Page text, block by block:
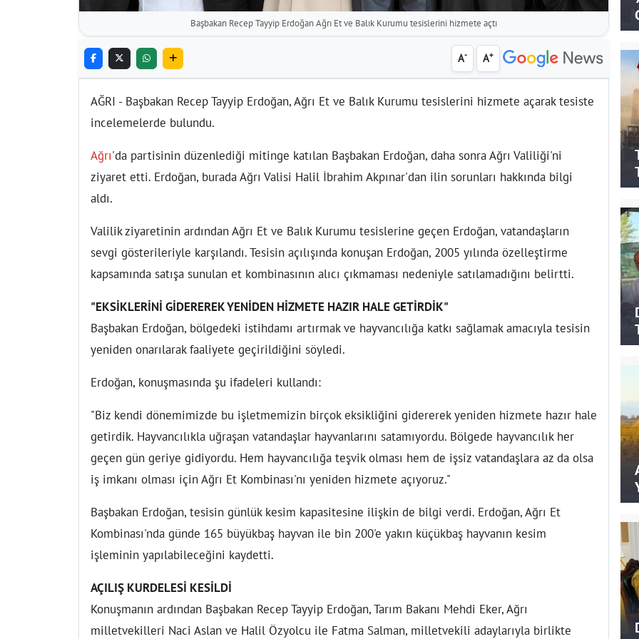
Başbakan Recep Tayyip Erdoğan Ağrı Et ve Balık Kurumu tesislerini hizmete açtı
A- A+
AĞRI - Başbakan Recep Tayyip Erdoğan, Ağrı Et ve Balık Kurumu tesislerini hizmete açarak tesiste
incelemelerde bulundu.
Ağrı'da partisinin düzenlediği mitinge katılan Başbakan Erdoğan, daha sonra Ağrı Valiliği'ni
ziyaret etti. Erdoğan, burada Ağrı Valisi Halil İbrahim Akpınar'dan ilin sorunları hakkında bilgi
aldı.
Valilik ziyaretinin ardından Ağrı Et ve Balık Kurumu tesislerine geçen Erdoğan, vatandaşların
sevgi gösterileriyle karşılandı. Tesisin açılışında konuşan Erdoğan, 2005 yılında özelleştirme
kapsamında satışa sunulan et kombinasının alıcı çıkmaması nedeniyle satılamadığını belirtti.
"EKSİKLERİNİ GİDEREREK YENİDEN HİZMETE HAZIR HALE GETİRDİK"
Başbakan Erdoğan, bölgedeki istihdamı artırmak ve hayvancılığa katkı sağlamak amacıyla tesisin
yeniden onarılarak faaliyete geçirildiğini söyledi.
Erdoğan, konuşmasında şu ifadeleri kullandı:
"Biz kendi dönemimizde bu işletmemizin birçok eksikliğini gidererek yeniden hizmete hazır hale
getirdik. Hayvancılıkla uğraşan vatandaşlar hayvanlarını satamıyordu. Bölgede hayvancılık her
geçen gün geriye gidiyordu. Hem hayvancılığa teşvik olması hem de işsiz vatandaşlara az da olsa
iş imkanı olması için Ağrı Et Kombinası'nı yeniden hizmete açıyoruz."
Başbakan Erdoğan, tesisin günlük kesim kapasitesine ilişkin de bilgi verdi. Erdoğan, Ağrı Et
Kombinası'nda günde 165 büyükbaş hayvan ile bin 200'e yakın küçükbaş hayvanın kesim
işleminin yapılabileceğini kaydetti.
AÇILIŞ KURDELESİ KESİLDİ
Konuşmanın ardından Başbakan Recep Tayyip Erdoğan, Tarım Bakanı Mehdi Eker, Ağrı
milletvekilleri Naci Aslan ve Halil Özyolcu ile Fatma Salman, milletvekili adaylarıyla birlikte